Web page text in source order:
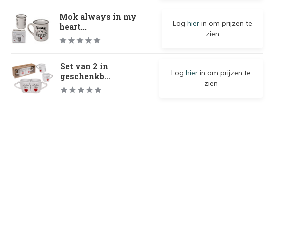
Mok always in my
heart...
Log hierin om prijzen te
zien
Set van 2 in
geschenkb...
Log hierin om prijzen te
zien